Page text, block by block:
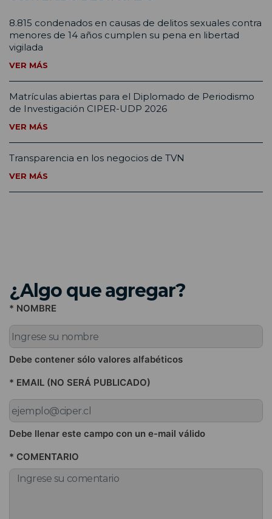
8.815 condenados en causas de delitos sexuales contra
menores de 14 años cumplen su pena en libertad
vigilada
VER MÁS
Matrículas abiertas para el Diplomado de Periodismo
de Investigación CIPER-UDP 2026
VER MÁS
Transparencia en los negocios de TVN
VER MÁS
¿Algo que agregar?
* NOMBRE
Debe contener sólo valores alfabéticos
* EMAIL (NO SERÁ PUBLICADO)
Debe llenar este campo con un e-mail válido
* COMENTARIO